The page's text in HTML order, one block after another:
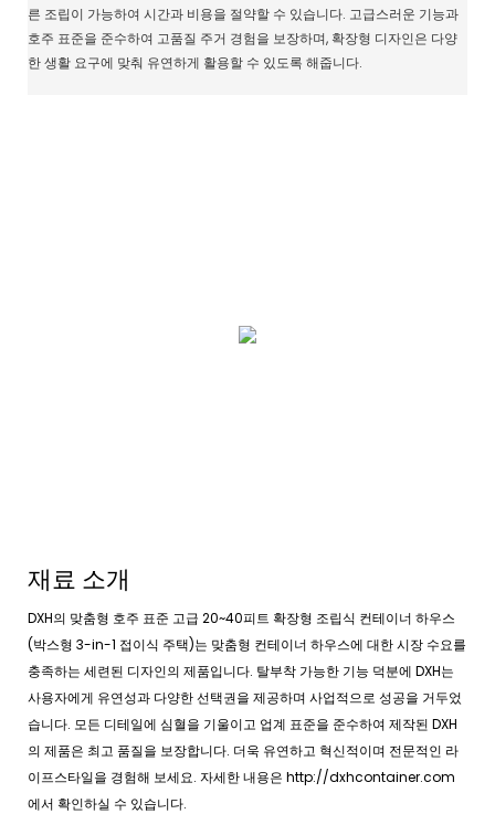
른 조립이 가능하여 시간과 비용을 절약할 수 있습니다. 고급스러운 기능과
호주 표준을 준수하여 고품질 주거 경험을 보장하며, 확장형 디자인은 다양
한 생활 요구에 맞춰 유연하게 활용할 수 있도록 해줍니다.
재료 소개
DXH의 맞춤형 호주 표준 고급 20~40피트 확장형 조립식 컨테이너 하우스
(박스형 3-in-1 접이식 주택)는 맞춤형 컨테이너 하우스에 대한 시장 수요를
충족하는 세련된 디자인의 제품입니다. 탈부착 가능한 기능 덕분에 DXH는
사용자에게 유연성과 다양한 선택권을 제공하며 사업적으로 성공을 거두었
습니다. 모든 디테일에 심혈을 기울이고 업계 표준을 준수하여 제작된 DXH
의 제품은 최고 품질을 보장합니다. 더욱 유연하고 혁신적이며 전문적인 라
이프스타일을 경험해 보세요. 자세한 내용은 http://dxhcontainer.com
에서 확인하실 수 있습니다.